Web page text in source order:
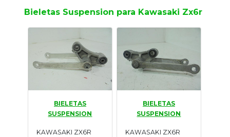
Campa
Motores
Nuevos
Usados
Bieletas Suspension para Kawasaki Zx6r
BIELETAS
SUSPENSION
KAWASAKI ZX6R
BIELETAS
SUSPENSION
KAWASAKI ZX6R